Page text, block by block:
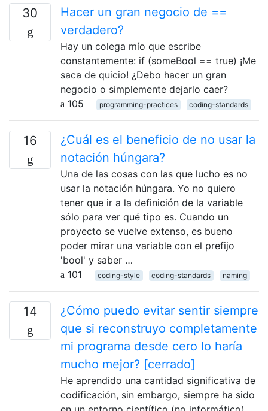
30
Hacer un gran negocio de ==
verdadero?
Hay un colega mío que escribe
constantemente: if (someBool == true) ¡Me
saca de quicio! ¿Debo hacer un gran
negocio o simplemente dejarlo caer?
105
programming-practices coding-standards
16
¿Cuál es el beneficio de no usar la
notación húngara?
Una de las cosas con las que lucho es no
usar la notación húngara. Yo no quiero
tener que ir a la definición de la variable
sólo para ver qué tipo es. Cuando un
proyecto se vuelve extenso, es bueno
poder mirar una variable con el prefijo
'bool' y saber …
101
coding-style coding-standards naming
14
¿Cómo puedo evitar sentir siempre
que si reconstruyo completamente
mi programa desde cero lo haría
mucho mejor? [cerrado]
He aprendido una cantidad significativa de
codificación, sin embargo, siempre ha sido